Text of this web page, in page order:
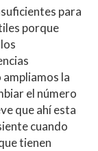
para
porque
la
el número
que ahí esta
cuando
tienen